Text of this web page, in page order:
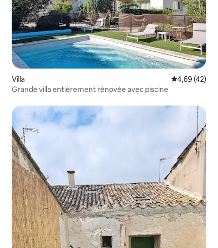
Villa Évaluation
4,69 (42)
Grande villa entièrement rénovée avec piscine